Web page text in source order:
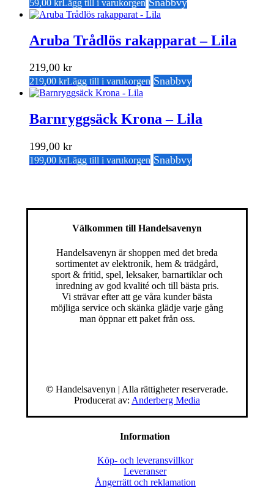
59,00 krLägg till i varukorgen
Aruba Trådlös rakapparat – Lila
219,00 kr
219,00 krLägg till i varukorgen Snabbvy
Barnryggsäck Krona – Lila
199,00 kr
199,00 krLägg till i varukorgen Snabbvy
Välkommen till Handelsavenyn
Handelsavenyn är shoppen med det breda
sortimentet av elektronik, hem & trädgård,
sport & fritid, spel, leksaker, barnartiklar och
inredning av god kvalité och till bästa pris.
Vi strävar efter att ge våra kunder bästa
möjliga service och skänka glädje varje gång
man öppnar ett paket från oss.
© Handelsavenyn | Alla rättigheter reserverade.
Producerat av: Anderberg Media
Information
Köp- och leveransvillkor
Leveranser
Ångerrätt och reklamation